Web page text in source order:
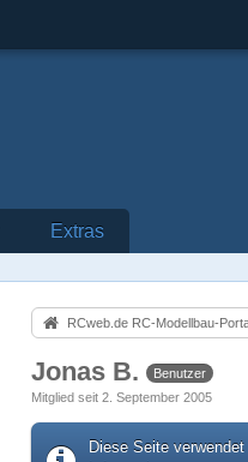
Extras
RCweb.de RC-Modellbau-
Jonas B.
Benutzer
Mitglied seit 2. September 2005
Diese Seite